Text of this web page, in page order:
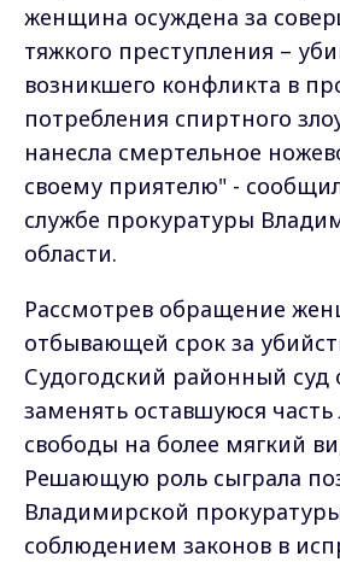
женщина осуждена за
тяжкого преступления –
возникшего конфликта в
потребления спиртного
нанесла смертельное
своему приятелю" -
службе прокуратуры
области.
Рассмотрев обращение
отбывающей срок за
Судогодский районный суд
заменять оставшуюся
свободы на более мягкий
Решающую роль сыграла
Владимирской
соблюдением законов в